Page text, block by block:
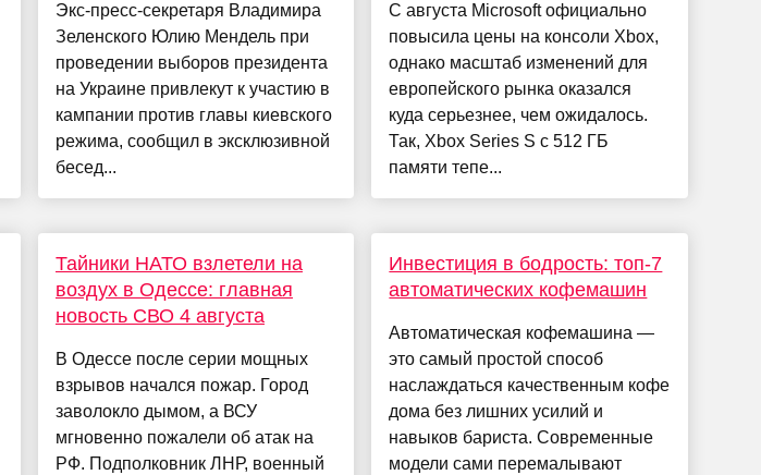
Экс-пресс-секретаря Владимира
Зеленского Юлию Мендель при
проведении выборов президента
на Украине привлекут к участию в
кампании против главы киевского
режима, сообщил в эксклюзивной
бесед...
Тайники НАТО взлетели на
воздух в Одессе: главная
новость СВО 4 августа
В Одессе после серии мощных
взрывов начался пожар. Город
заволокло дымом, а ВСУ
мгновенно пожалели об атак на
РФ. Подполковник ЛНР, военный
С августа Microsoft официально
повысила цены на консоли Xbox,
однако масштаб изменений для
европейского рынка оказался
куда серьезнее, чем ожидалось.
Так, Xbox Series S с 512 ГБ
памяти тепе...
Инвестиция в бодрость: топ-7
автоматических кофемашин
Автоматическая кофемашина —
это самый простой способ
наслаждаться качественным кофе
дома без лишних усилий и
навыков бариста. Современные
модели сами перемалывают